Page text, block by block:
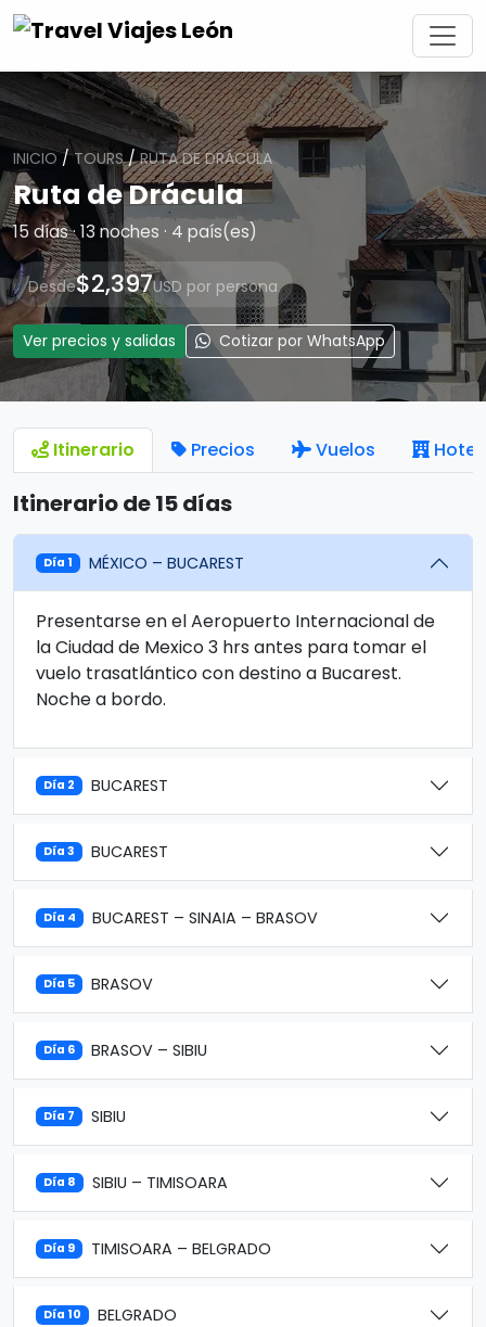
INICIO/TOURS/RUTA DE DRÁCULA
Ruta de Drácula
15 días · 13 noches · 4 país(es)
Desde$2,397USD por persona
Ver precios y salidas Cotizar por WhatsApp
Itinerario Precios Vuelos
Itinerario de 15 días
Día 1 MÉXICO – BUCAREST
Presentarse en el Aeropuerto Internacional de
la Ciudad de Mexico 3 hrs antes para tomar el
vuelo trasatlántico con destino a Bucarest.
Noche a bordo.
Día 2 BUCAREST
Día 3 BUCAREST
Día 4 BUCAREST – SINAIA – BRASOV
Día 5 BRASOV
Día 6 BRASOV – SIBIU
Día 7 SIBIU
Día 8 SIBIU – TIMISOARA
Día 9 TIMISOARA – BELGRADO
Día 10 BELGRADO